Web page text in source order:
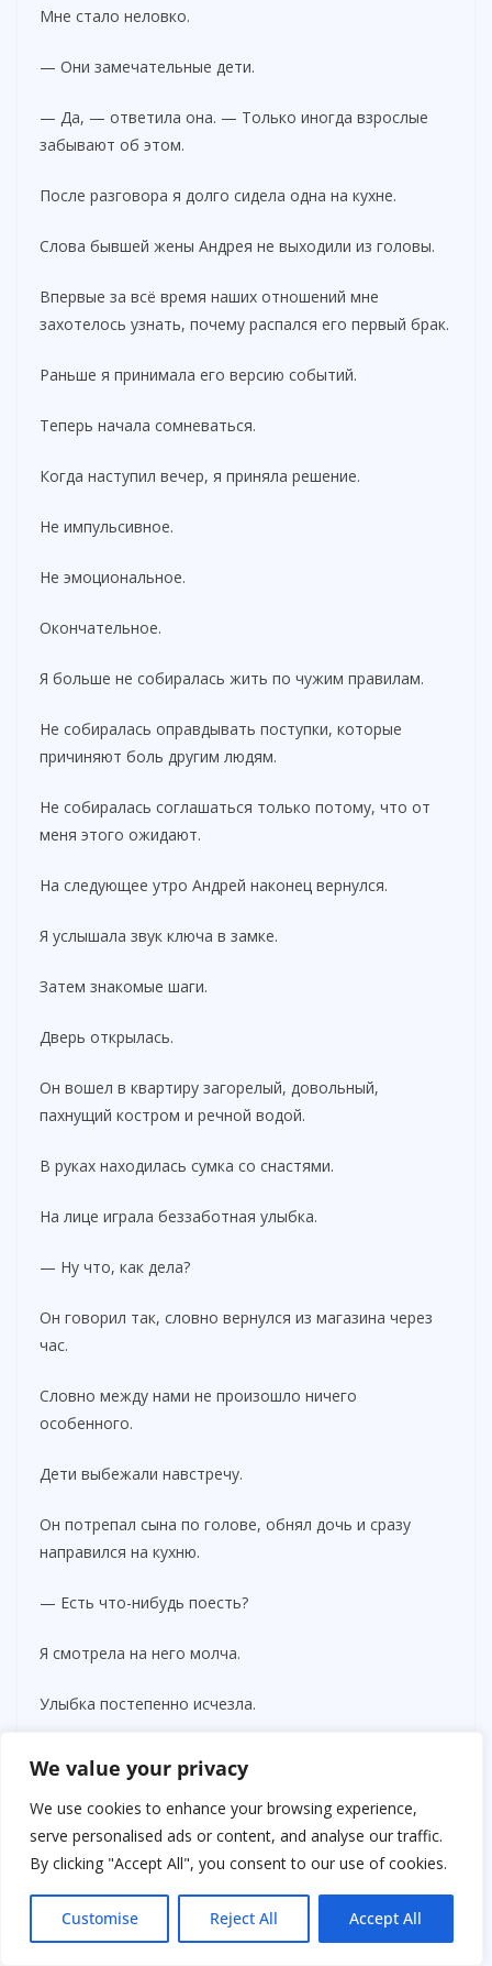
We value your privacy
We use cookies to enhance your browsing experience,
serve personalised ads or content, and analyse our traffic.
By clicking "Accept All", you consent to our use of cookies.
Customise Reject All Accept All
Мне стало неловко.
— Они замечательные дети.
— Да, — ответила она. — Только иногда взрослые
забывают об этом.
После разговора я долго сидела одна на кухне.
Слова бывшей жены Андрея не выходили из головы.
Впервые за всё время наших отношений мне
захотелось узнать, почему распался его первый брак.
Раньше я принимала его версию событий.
Теперь начала сомневаться.
Когда наступил вечер, я приняла решение.
Не импульсивное.
Не эмоциональное.
Окончательное.
Я больше не собиралась жить по чужим правилам.
Не собиралась оправдывать поступки, которые
причиняют боль другим людям.
Не собиралась соглашаться только потому, что от
меня этого ожидают.
На следующее утро Андрей наконец вернулся.
Я услышала звук ключа в замке.
Затем знакомые шаги.
Дверь открылась.
Он вошел в квартиру загорелый, довольный,
пахнущий костром и речной водой.
В руках находилась сумка со снастями.
На лице играла беззаботная улыбка.
— Ну что, как дела?
Он говорил так, словно вернулся из магазина через
час.
Словно между нами не произошло ничего
особенного.
Дети выбежали навстречу.
Он потрепал сына по голове, обнял дочь и сразу
направился на кухню.
— Есть что-нибудь поесть?
Я смотрела на него молча.
Улыбка постепенно исчезла.
— Нам нужно поговорить.
Он вздохнул.